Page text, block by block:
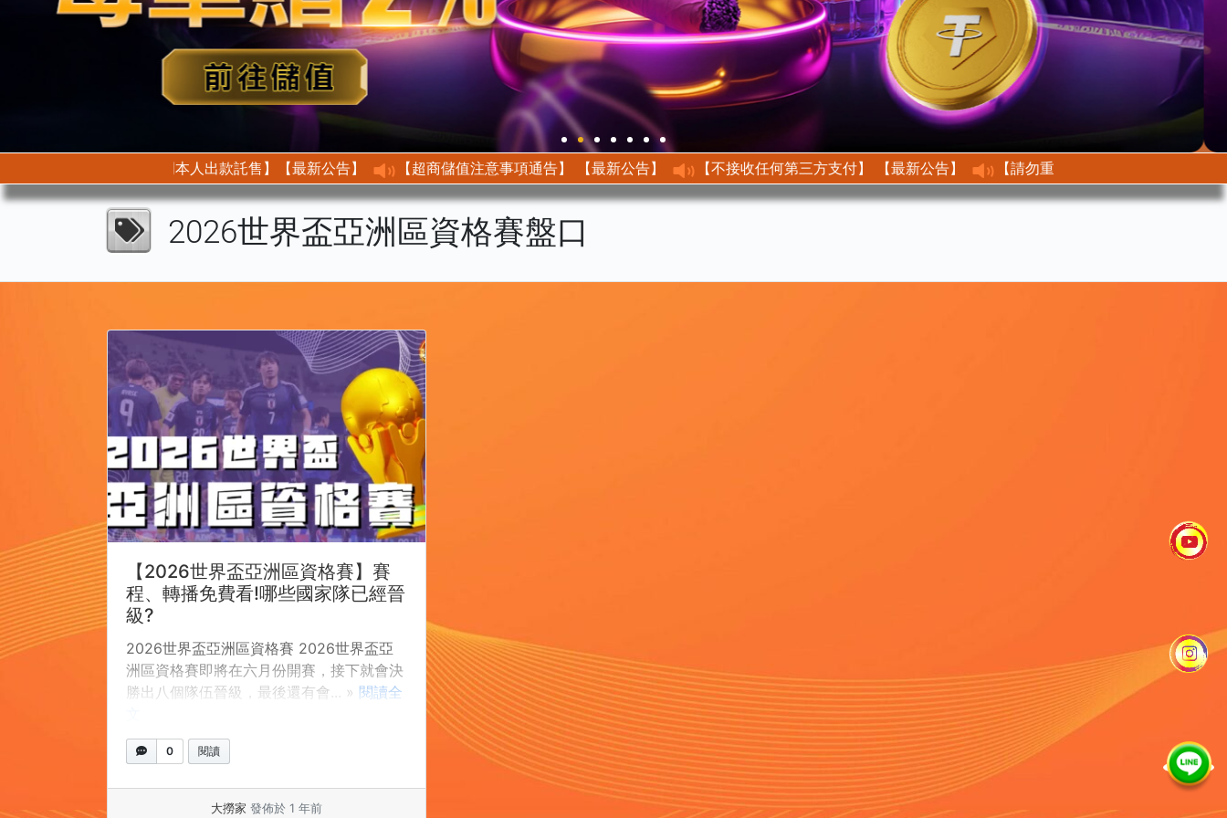
【最新公告】【首次託售需身分驗證以此證明本人出款託售】 【最新公告】 【超商儲值注意事項通告】 【最新公告】 【不接收任何第三方支付】
2026世界盃亞洲區資格賽盤口
【2026世界盃亞洲區資格賽】賽
程、轉播免費看!哪些國家隊已經晉
級?
2026世界盃亞洲區資格賽 2026世界盃亞
洲區資格賽即將在六月份開賽，接下就會決
勝出八個隊伍晉級，最後還有會... » 閱讀全
0 閱讀
大撈家 發佈於 1 年前